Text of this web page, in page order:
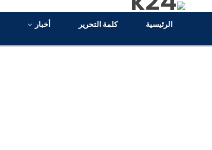
الرئيسية كلمة التحرير أخبار